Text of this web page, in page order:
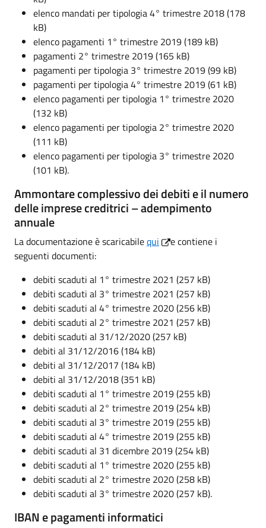
elenco mandati per tipologia 4° trimestre 2018 (178
kB)
elenco pagamenti 1° trimestre 2019 (189 kB)
pagamenti 2° trimestre 2019 (165 kB)
pagamenti per tipologia 3° trimestre 2019 (99 kB)
pagamenti per tipologia 4° trimestre 2019 (61 kB)
elenco pagamenti per tipologia 1° trimestre 2020
(132 kB)
elenco pagamenti per tipologia 2° trimestre 2020
(111 kB)
elenco pagamenti per tipologia 3° trimestre 2020
(101 kB).
Ammontare complessivo dei debiti e il numero
delle imprese creditrici – adempimento
annuale
La documentazione è scaricabilequi
e contiene i
seguenti documenti:
debiti scaduti al 1° trimestre 2021 (257 kB)
debiti scaduti al 3° trimestre 2021 (257 kB)
debiti scaduti al 4° trimestre 2020 (256 kB)
debiti scaduti al 2° trimestre 2021 (257 kB)
debiti scaduti al 31/12/2020 (257 kB)
debiti al 31/12/2016 (184 kB)
debiti al 31/12/2017 (184 kB)
debiti al 31/12/2018 (351 kB)
debiti scaduti al 1° trimestre 2019 (255 kB)
debiti scaduti al 2° trimestre 2019 (254 kB)
debiti scaduti al 3° trimestre 2019 (255 kB)
debiti scaduti al 4° trimestre 2019 (255 kB)
debiti scaduti al 31 dicembre 2019 (254 kB)
debiti scaduti al 1° trimestre 2020 (255 kB)
debiti scaduti al 2° trimestre 2020 (258 kB)
debiti scaduti al 3° trimestre 2020 (257 kB).
IBAN e pagamenti informatici